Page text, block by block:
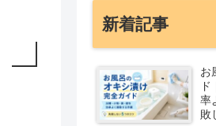
新着記事
お
率
敗